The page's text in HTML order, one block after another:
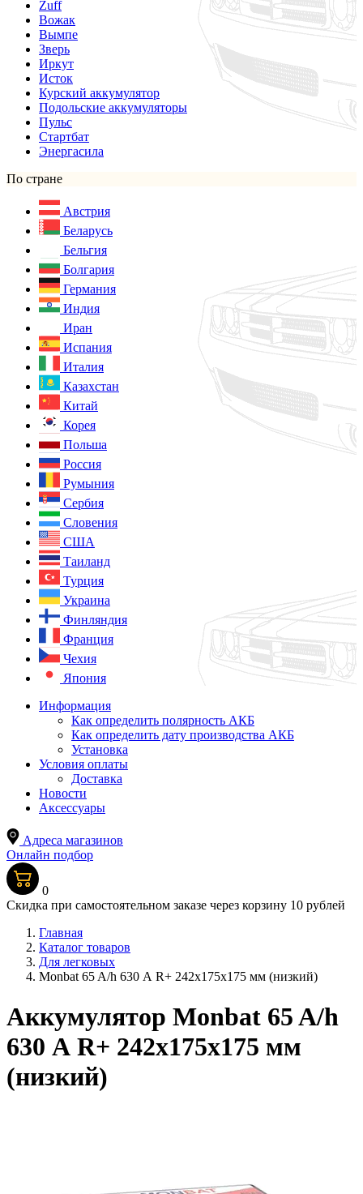
Zuff
Вожак
Вымпе
Зверь
Иркут
Исток
Курский аккумулятор
Подольские аккумуляторы
Пульс
Стартбат
Энергасила
По стране
Австрия
Беларусь
Бельгия
Болгария
Германия
Индия
Иран
Испания
Италия
Казахстан
Китай
Корея
Польша
Россия
Румыния
Сербия
Словения
США
Таиланд
Турция
Украина
Финляндия
Франция
Чехия
Япония
Информация
Как определить полярность АКБ
Как определить дату производства АКБ
Установка
Условия оплаты
Доставка
Новости
Аксессуары
Адреса магазинов
Онлайн подбор
0
Скидка при самостоятельном заказе через корзину 10 рублей
Главная
Каталог товаров
Для легковых
Monbat 65 A/h 630 А R+ 242x175x175 мм (низкий)
Аккумулятор Monbat 65 A/h
630 А R+ 242x175x175 мм
(низкий)